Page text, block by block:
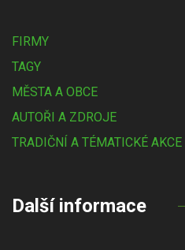
FIRMY
TAGY
MĚSTA A OBCE
AUTOŘI A ZDROJE
TRADIČNÍ A TÉMATICKÉ AKCE
Další informace